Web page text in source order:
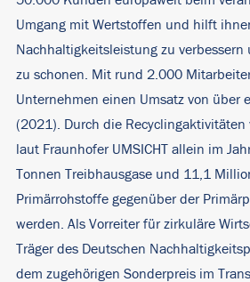
Umgang mit Wertstoffen und hilft
Nachhaltigkeitsleistung zu verbessern
zu schonen. Mit rund 2.000
Unternehmen einen Umsatz von über
(2021). Durch die Recyclingaktivitäten
laut Fraunhofer UMSICHT allein im
Tonnen Treibhausgase und 11,1
Primärrohstoffe gegenüber der
werden. Als Vorreiter für zirkuläre
Träger des Deutschen
dem zugehörigen Sonderpreis im